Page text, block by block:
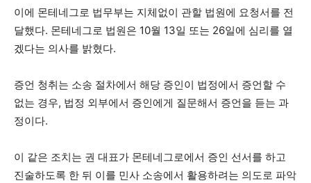
이에 몬테네그로 법무부는 지체없이 관할 법원에 요청서를 전
달했다. 몬테네그로 법원은 10월 13일 또는 26일에 심리를 열
겠다는 의사를 밝혔다.
증언 청취는 소송 절차에서 해당 증인이 법정에서 증언할 수
없는 경우, 법정 외부에서 증인에게 질문해서 증언을 듣는 과
정이다.
이 같은 조치는 권 대표가 몬테네그로에서 증인 선서를 하고
진술하도록 한 뒤 이를 민사 소송에서 활용하려는 의도로 파악